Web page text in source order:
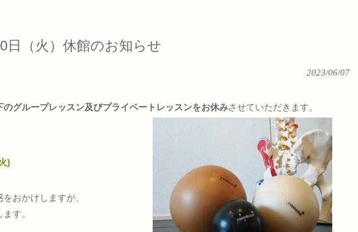
日（火）休館のお知らせ
2023/06/07
のグループレッスン及びプライベートレッスンをお休みさせていただきます。
)
おかけしますが、
す。